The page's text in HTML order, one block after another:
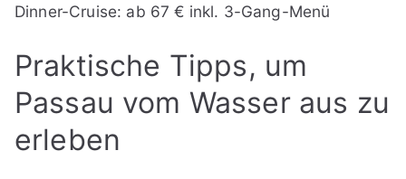
Dinner-Cruise: ab 67 € inkl. 3-Gang-Menü
Praktische Tipps, um
Passau vom Wasser aus zu
erleben